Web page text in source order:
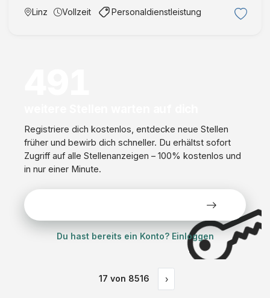
des Lagerbereichs in Linz Bedienung der automatischen
Linz Vollzeit Personaldienstleistung
Registriere dich kostenlos, entdecke neue Stellen
früher und bewirb dich schneller. Du erhältst sofort
Zugriff auf alle Stellenanzeigen – 100% kostenlos und
in nur einer Minute.
Du hast bereits ein Konto? Einloggen
17 von 8516 ›